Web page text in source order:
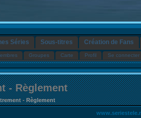
Séries Sous-titres Création de Fans
Groupes Carte Profil Se connecter
- Règlement
- Règlement